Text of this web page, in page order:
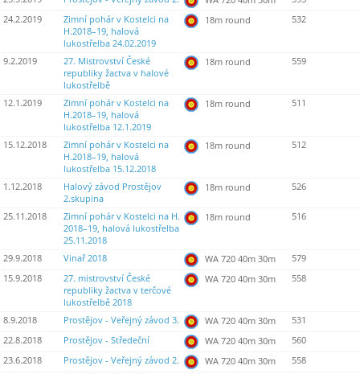
24.2.2019
Zimní pohár v Kostelci na
H.2018–19, halová
lukostřelba 24.02.2019
18m round 532
9.2.2019
27. Mistrovství České
republiky žactva v halové
lukostřelbě
18m round 559
12.1.2019
Zimní pohár v Kostelci na
H.2018–19, halová
lukostřelba 12.1.2019
18m round 511
15.12.2018
Zimní pohár v Kostelci na
H.2018–19, halová
lukostřelba 15.12.2018
18m round 512
1.12.2018
Halový závod Prostějov
2.skupina
18m round 526
25.11.2018
Zimní pohár v Kostelci na H.
2018–19, halová lukostřelba
25.11.2018
18m round 516
29.9.2018 Vinař 2018 WA 720 40m 30m
579
15.9.2018
27. mistrovství České
republiky žactva v terčové
lukostřelbě 2018
WA 720 40m 30m 558
8.9.2018 Prostějov - Veřejný závod 3. WA 720 40m 30m
531
22.8.2018
Prostějov - Středeční WA 720 40m 30m
560
23.6.2018
Prostějov - Veřejný závod 2. WA 720 40m 30m
558